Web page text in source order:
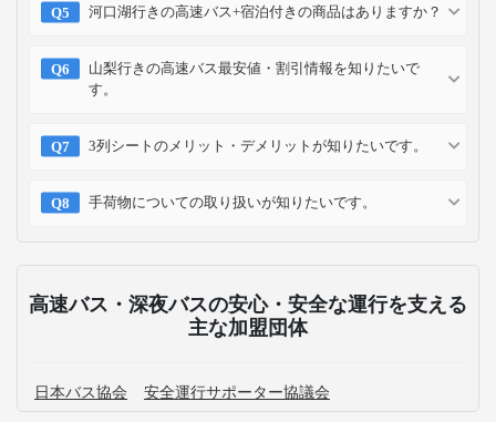
河口湖行きの高速バス+宿泊付きの商品はありますか？
山梨行きの高速バス最安値・割引情報を知りたいで
す。
3列シートのメリット・デメリットが知りたいです。
手荷物についての取り扱いが知りたいです。
高速バス・深夜バスの安心・安全な運行を支える
主な加盟団体
日本バス協会 安全運行サポーター協議会